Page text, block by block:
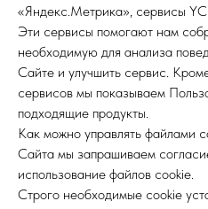
«Яндекс.Метрика», сервисы
Эти сервисы помогают нам
необходимую для анализа
Сайте и улучшить сервис.
сервисов мы показываем
подходящие продукты.
Как можно управлять файлами
Сайта мы запрашиваем
использование файлов cookie.
Строго необходимые cookie